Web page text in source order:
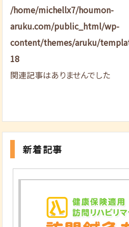
/home/michellx7/houmon-
aruku.com/public_html/wp-
content/themes/aruku/
18
関連記事はありませんでした
新着記事